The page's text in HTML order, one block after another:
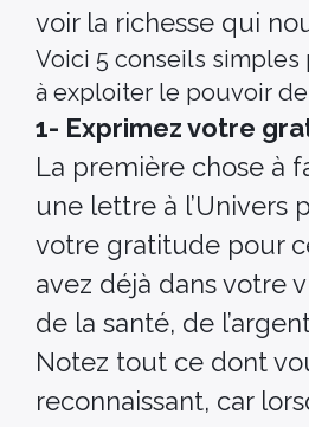
voir la richesse qui
Voici 5 conseils simples
à exploiter le pouvoir
1- Exprimez votre
La première chose à
une lettre à l’Univers
votre gratitude pour
avez déjà dans votre
de la santé, de
Notez tout ce dont
reconnaissant, car